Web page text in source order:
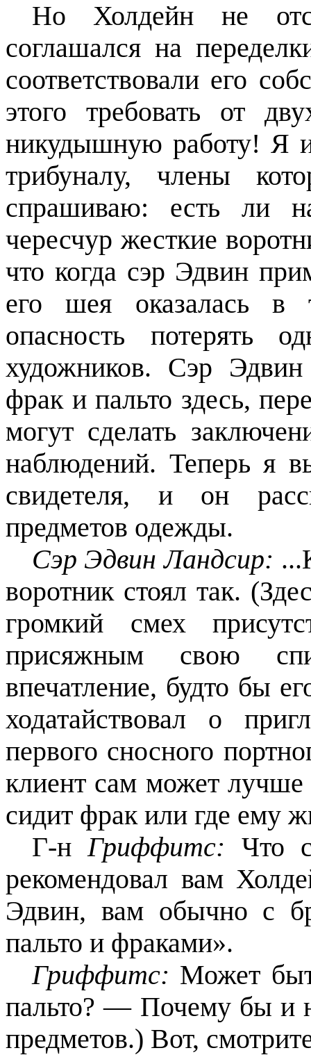
Но Холдейн не
соглашался на
соответствовали его
этого требовать от
никудышную работу! Я
трибуналу, члены
спрашиваю: есть ли
чересчур жесткие
что когда сэр Эдвин
его шея оказалась в
опасность потерять
художников. Сэр Эдвин
фрак и пальто здесь,
могут сделать
наблюдений. Теперь я
свидетеля, и он
предметов одежды.
Сэр Эдвин Ландсир:
воротник стоял так.
громкий смех
присяжным свою
впечатление, будто бы
ходатайствовал о
первого сносного
клиент сам может лучше
сидит фрак или где ему
Г-нГриффитс: Что
рекомендовал вам
Эдвин, вам обычно с
пальто и фраками».
Гриффитс: Может
пальто? — Почему бы и
предметов.) Вот,